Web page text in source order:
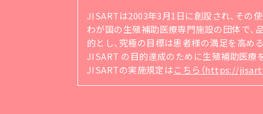
JISARTは2003年3月1日に創設され、その
わが国の生殖補助医療専門施設の団体で
的とし、究極の目標は患者様の満足を高め
JISART の目的達成のために生殖補助医療
JISARTの実施規定はこちら（https://